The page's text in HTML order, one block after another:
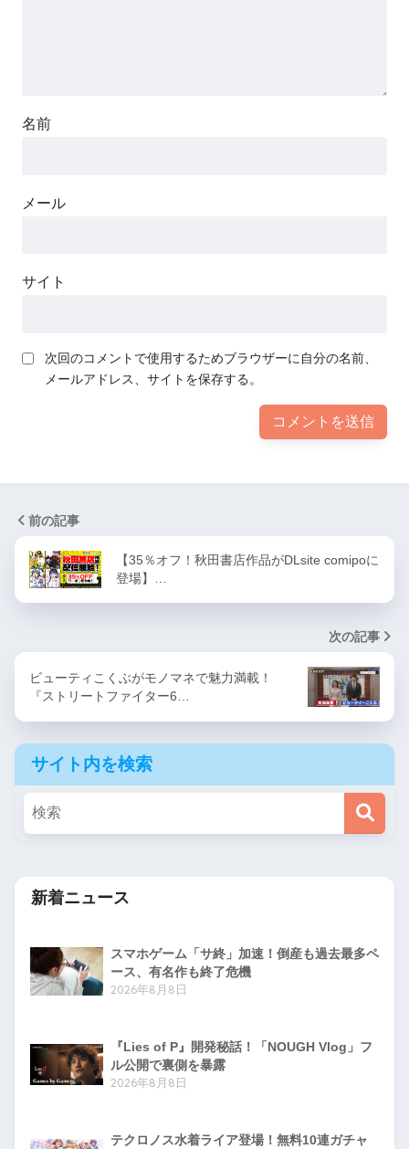
名前
メール
サイト
次回のコメントで使用するためブラウザーに自分の名前、
メールアドレス、サイトを保存する。
前の記事
【35％オフ！秋田書店作品がDLsite comipoに
登場】…
次の記事
ビューティこくぶがモノマネで魅力満載！
『ストリートファイター6…
サイト内を検索
新着ニュース
スマホゲーム「サ終」加速！倒産も過去最多ペ
ース、有名作も終了危機
2026年8月8日
『Lies of P』開発秘話！「NOUGH Vlog」フ
ル公開で裏側を暴露
2026年8月8日
テクロノス水着ライア登場！無料10連ガチャ